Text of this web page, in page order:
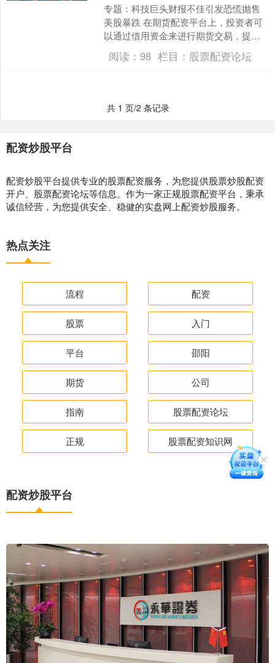
专题：科技巨头财报不佳引发恐慌抛售
美股暴跌 在期货配资平台上，投资者可
以通过借用资金来进行期货交易，提高
自己的资金利用率和交易能力。平台会
根据投资者的资金规模....
阅读：98 栏目： 股票配资论坛
共 1 页/2 条记录
配资炒股平台
配资炒股平台提供专业的股票配资服务，为您提供股票炒股配资
开户、股票配资论坛等信息。作为一家正规股票配资平台，秉承
诚信经营，为您提供安全、稳健的实盘网上配资炒股服务。
热点关注
流程 配资
股票 入门
平台 邵阳
期货 公司
指南 股票配资论坛
正规 股票配资知识网
配资炒股平台